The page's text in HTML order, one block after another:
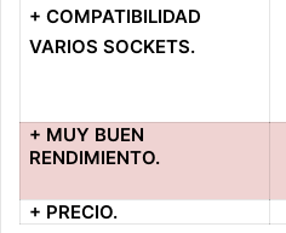
+ COMPATIBILIDAD
VARIOS SOCKETS.
+ MUY BUEN
RENDIMIENTO.
+ PRECIO.